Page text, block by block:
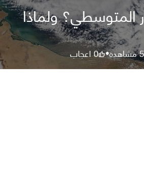
المتوسطي؟ ولماذا
مشاهدة•
0اعجاب